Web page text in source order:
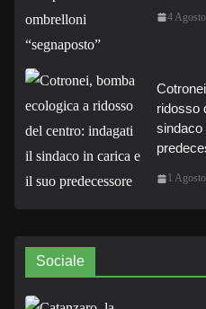
4
ridosso
sindaco
1
Sociale